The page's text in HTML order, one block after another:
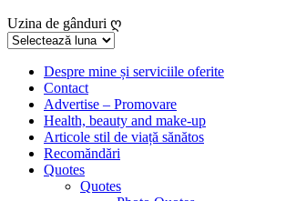
Uzina de gânduri ღ
Uzina
gânduriDespre mine și serviciile oferite
Contact
Advertise – Promovare
Health, beauty and make-up
Articole stil de viață sănătos
Recomăndări
Quotes
Quotes